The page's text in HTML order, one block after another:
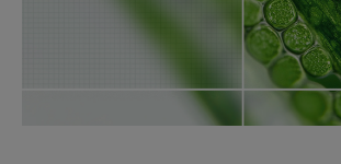
¹Herstel van de opperhuid versus onbehandeld
bij 23 proefpersonen. 1 applicatie per dag van dag 1 tot